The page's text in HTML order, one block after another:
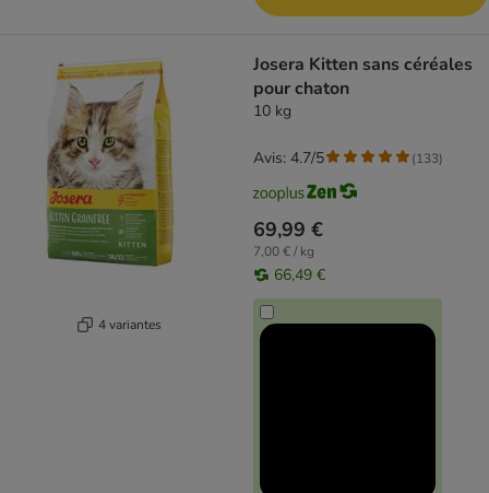
4 variantes
Josera Kitten sans céréales
pour chaton
10 kg
69,99 €
7,00 € / kg
66,49 €
Avis: 4.7/5 (133)